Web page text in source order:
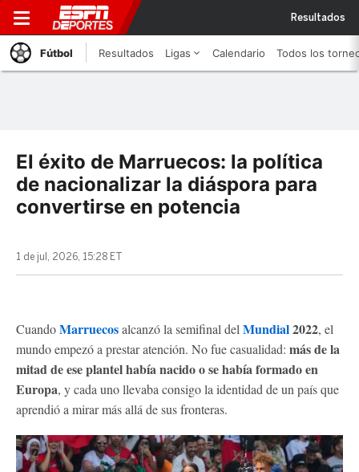
Resultados
Fútbol Resultados Ligas Calendario Todos los
El éxito de Marruecos: la política
de nacionalizar la diáspora para
convertirse en potencia
1 de jul, 2026, 15:28 ET
CuandoMarruecosalcanzó la semifinal del Mundial2022, el
mundo empezó a prestar atención. No fue casualidad: más de la
mitad de ese plantel había nacido o se había formado en
Europa, y cada uno llevaba consigo la identidad de un país que
aprendió a mirar más allá de sus fronteras.